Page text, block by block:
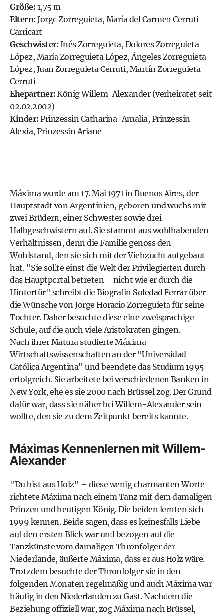
Größe: 1,75 m
Eltern: Jorge Zorreguieta, María del Carmen Cerruti
Carricart
Geschwister: Inés Zorreguieta, Dolores Zorreguieta
López, María Zorreguieta López, Ángeles Zorreguieta
López, Juan Zorreguieta Cerruti, Martín Zorreguieta
Cerruti
Ehepartner: König Willem-Alexander (verheiratet seit
02.02.2002)
Kinder: Prinzessin Catharina-Amalia, Prinzessin
Alexia, Prinzessin Ariane
Máxima wurde am 17. Mai 1971 in Buenos Aires, der
Hauptstadt von Argentinien, geboren und wuchs mit
zwei Brüdern, einer Schwester sowie drei
Halbgeschwistern auf. Sie stammt aus wohlhabenden
Verhältnissen, denn die Familie genoss den
Wohlstand, den sie sich mit der Viehzucht aufgebaut
hat. "Sie sollte einst die Welt der Privilegierten durch
das Hauptportal betreten – nicht wie er durch die
Hintertür" schreibt die Biografin Soledad Ferrar über
die Wünsche von Jorge Horacio Zorreguieta für seine
Tochter. Daher besuchte diese eine zweisprachige
Schule, auf die auch viele Aristokraten gingen.
Nach ihrer Matura studierte Máxima
Wirtschaftswissenschaften an der "Universidad
Católica Argentina" und beendete das Studium 1995
erfolgreich. Sie arbeitete bei verschiedenen Banken in
New York, ehe es sie 2000 nach Brüssel zog. Der Grund
dafür war, dass sie näher bei Willem-Alexander sein
wollte, den sie zu dem Zeitpunkt bereits kannte.
Máximas Kennenlernen mit Willem-
Alexander
"Du bist aus Holz" – diese wenig charmanten Worte
richtete Máxima nach einem Tanz mit dem damaligen
Prinzen und heutigen König. Die beiden lernten sich
1999 kennen. Beide sagen, dass es keinesfalls Liebe
auf den ersten Blick war und bezogen auf die
Tanzkünste vom damaligen Thronfolger der
Niederlande, äußerte Máxima, dass er aus Holz wäre.
Trotzdem besuchte der Thronfolger sie in den
folgenden Monaten regelmäßig und auch Máxima war
häufig in den Niederlanden zu Gast. Nachdem die
Beziehung offiziell war, zog Máxima nach Brüssel,